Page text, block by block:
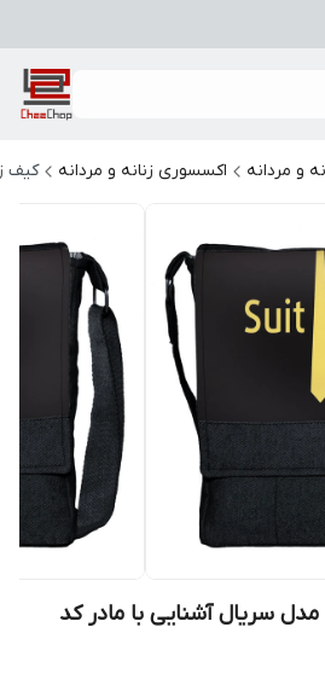
و مردانه اکسسوری زنانه و مردانه کیف
سریال آشنایی با مادر کد